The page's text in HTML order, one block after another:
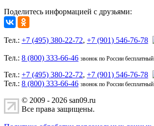
Поделитесь информацией с друзьями:
Тел.: +7 (495) 380-22-72, +7 (901) 546-76-78
Тел.: 8 (800) 333-66-46 звонок по России бесплатный
Тел.: +7 (495) 380-22-72, +7 (901) 546-76-78
Тел.: 8 (800) 333-66-46 звонок по России бесплатный
© 2009 - 2026 san09.ru
Все права защищены.